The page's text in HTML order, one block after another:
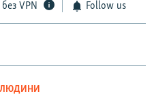
VPN Follow us
ЛЮДИНИ